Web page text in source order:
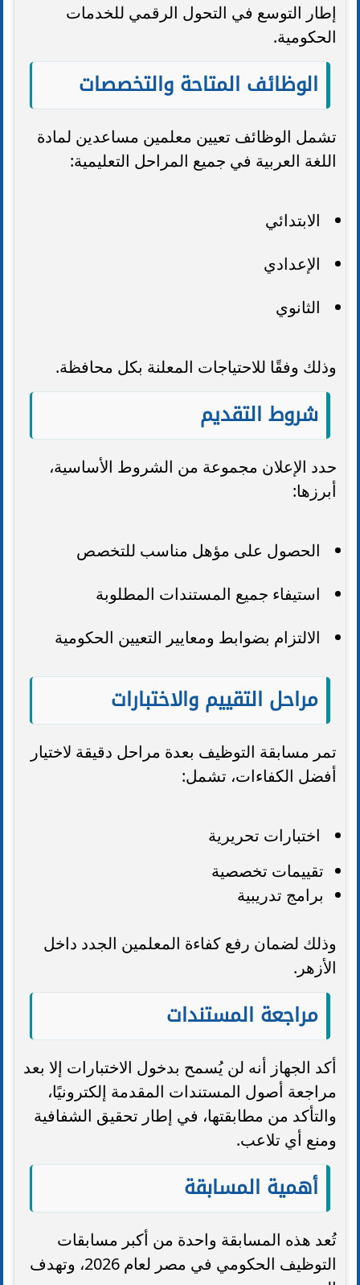
إطار التوسع في التحول الرقمي للخدمات
الحكومية.
الوظائف المتاحة والتخصصات
تشمل الوظائف تعيين معلمين مساعدين لمادة
اللغة العربية في جميع المراحل التعليمية:
الابتدائي
الإعدادي
الثانوي
وذلك وفقًا للاحتياجات المعلنة بكل محافظة.
شروط التقديم
حدد الإعلان مجموعة من الشروط الأساسية،
أبرزها:
الحصول على مؤهل مناسب للتخصص
استيفاء جميع المستندات المطلوبة
الالتزام بضوابط ومعايير التعيين الحكومية
مراحل التقييم والاختبارات
تمر مسابقة التوظيف بعدة مراحل دقيقة لاختيار
أفضل الكفاءات، تشمل:
اختبارات تحريرية
تقييمات تخصصية
برامج تدريبية
وذلك لضمان رفع كفاءة المعلمين الجدد داخل
الأزهر.
مراجعة المستندات
أكد الجهاز أنه لن يُسمح بدخول الاختبارات إلا بعد
مراجعة أصول المستندات المقدمة إلكترونيًا،
والتأكد من مطابقتها، في إطار تحقيق الشفافية
ومنع أي تلاعب.
أهمية المسابقة
تُعد هذه المسابقة واحدة من أكبر مسابقات
التوظيف الحكومي في مصر لعام 2026، وتهدف